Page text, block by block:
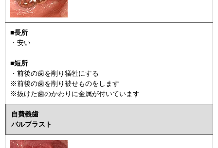
■長所
・安い
■短所
・前後の歯を削り犠牲にする
※前後の歯を削り被せものをします
※抜けた歯のかわりに金属が付いています
自費義歯
バルプラスト